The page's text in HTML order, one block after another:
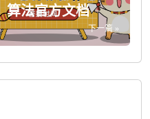
算法官方文档
下一篇 »